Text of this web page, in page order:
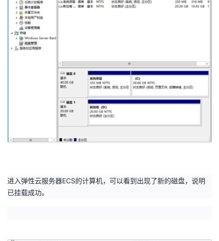
进入弹性云服务器ECS的计算机，可以看到出现了新的磁盘，说明
已挂载成功。